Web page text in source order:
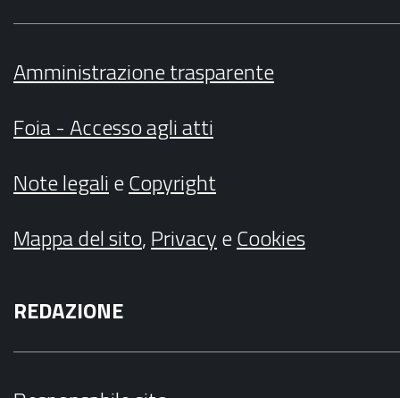
Amministrazione trasparente
Foia - Accesso agli atti
Note legalieCopyright
Mappa del sito,PrivacyeCookies
REDAZIONE